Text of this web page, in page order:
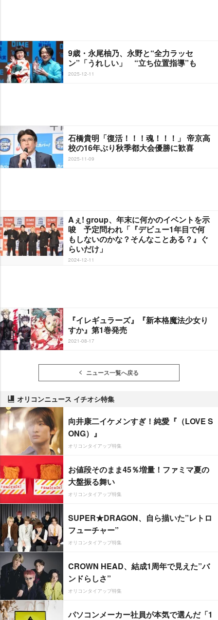
9歳・永尾柚乃、永野と“全力ラッセ
ン”「うれしい」 “立ち位置指導”も
2025-12-11
石橋貴明「復活！！！魂！！！」 帝京高
校の16年ぶり秋季都大会優勝に歓喜
2025-11-09
Aぇ! group、年末に何かのイベントを示
唆 予定問われ「『デビュー1年目で何
もしないのかな？そんなことある？』ぐ
らいだけ」
2024-12-11
『イレギュラーズ』『新本格魔法少女り
すか』第1巻発売
2021-08-17
ニュース一覧へ戻る
オリコンニュース イチオシ特集
向井康二イケメンすぎ！純愛『（LOVE S
ONG）』
オリコンタイアップ特集
お値段そのまま45％増量！ファミマ夏の
大盤振る舞い
オリコンタイアップ特集
SUPER★DRAGON、自ら描いた”レトロ
フューチャー”
オリコンタイアップ特集
CROWN HEAD、結成1周年で見えた”バ
ンドらしさ”
オリコンタイアップ特集
パソコンメーカー社員が本気で選んだ「1